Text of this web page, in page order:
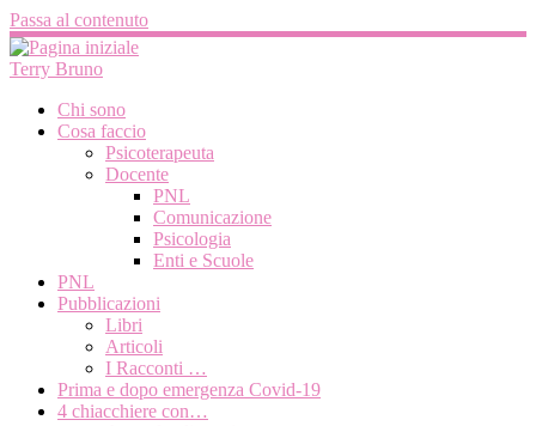
Passa al contenuto
Terry Bruno
Chi sono
Cosa faccio
Psicoterapeuta
Docente
PNL
Comunicazione
Psicologia
Enti e Scuole
PNL
Pubblicazioni
Libri
Articoli
I Racconti …
Prima e dopo emergenza Covid-19
4 chiacchiere con…